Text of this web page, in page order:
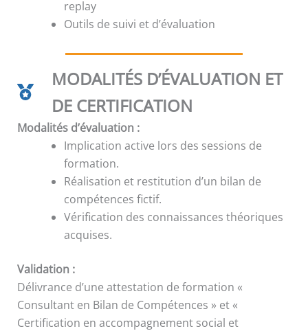
replay
Outils de suivi et d’évaluation
MODALITÉS D’ÉVALUATION ET
DE CERTIFICATION
Modalités d’évaluation :
Implication active lors des sessions de
formation.
Réalisation et restitution d’un bilan de
compétences fictif.
Vérification des connaissances théoriques
acquises.
Validation :
Délivrance d’une attestation de formation «
Consultant en Bilan de Compétences » et «
Certification en accompagnement social et